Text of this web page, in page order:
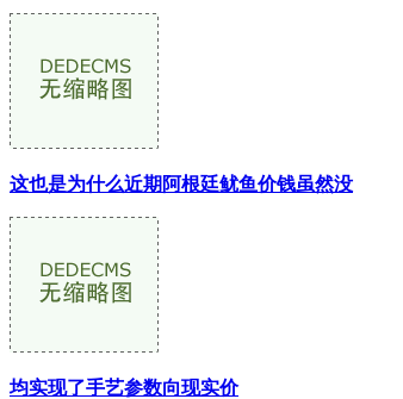
这也是为什么近期阿根廷鱿鱼价钱虽然没
均实现了手艺参数向现实价